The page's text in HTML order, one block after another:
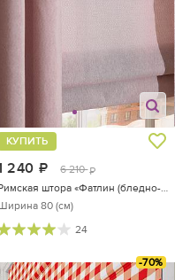
240 руб.
6 210 руб.
КУПИТЬ
Римская штора «Фатлин (бледно-фиолетово-серый) - ширина 80 см.»
80 (см)
24
-70%